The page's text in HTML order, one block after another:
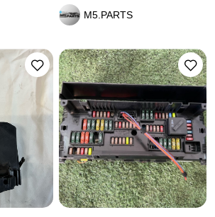
M5.PARTS